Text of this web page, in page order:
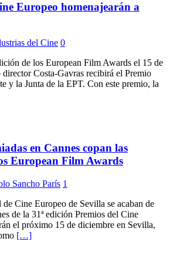
Europeo homenajearán a
del Cine 0
de los European Film Awards el 15 de
Costa-Gavras recibirá el Premio
y la Junta de la EPT. Con este premio, la
en Cannes copan las
European Film Awards
Sancho París 1
Cine Europeo de Sevilla se acaban de
de la 31ª edición Premios del Cine
el próximo 15 de diciembre en Sevilla,
[…]